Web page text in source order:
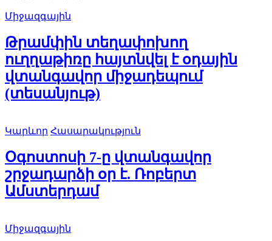
Միջազգային
Թրամփին տեղափոխող
ուղղաթիռը հայտնվել է օդային
վտանգավոր միջադեպում
(տեսանյութ)
Կարևոր Հասարակություն
Օգոստոսի 7-ը վտանգավոր
շրջադարձի օր է. Ռոբերտ
Ամստերդամ
Միջազգային